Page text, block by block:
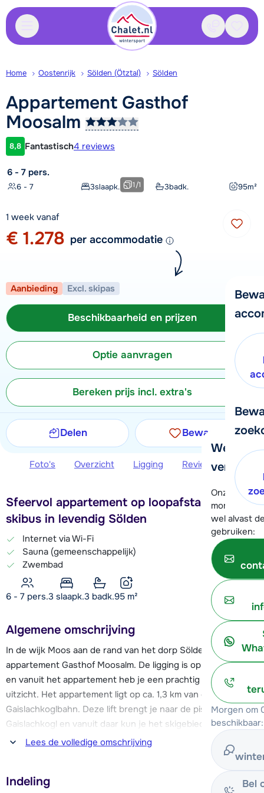
Contact
We
verder!
Onze
moment
wel alvast
gebruiken:
Morgen om
beschikbaar:
Bel
Home Oostenrijk Sölden (Ötztal) Sölden
Appartement Gasthof
Moosalm
Klantwaardering
8,8 Fantastisch4 reviews
6 - 7 pers.
6 - 7 3slaapk. 3badk. 95m²
1/1
1 week vanaf
€ 1.278 per accommodatie
Aanbieding Excl. skipas
Beschikbaarheid en prijzen
Optie aanvragen
Bereken prijs incl. extra's
Delen Bewaren
Foto's Overzicht Ligging Reviews
Sfeervol appartement op loopafstand van de
skibus in levendig Sölden
Internet via Wi-Fi
Sauna (gemeenschappelijk)
Zwembad
6 - 7 pers.3 slaapk.3 badk.95 m²
Algemene omschrijving
In de wijk Moos aan de rand van het dorp Sölden ligt
appartement Gasthof Moosalm. De ligging is op een helling
en vanuit het appartement heb je een prachtig panoramisch
uitzicht. Het appartement ligt op ca. 1,3 km van de
Gaislachkoglbahn. Deze lift brengt je naar de pistes op de
Gaislachkogl en vanuit daar kun je het skigebied gaan
verkennen. Op slechts 20 meter afstand van het
Appartement Gasthof Moosalm heeft een karakteristieke en
Lees de volledige omschrijving
Indeling